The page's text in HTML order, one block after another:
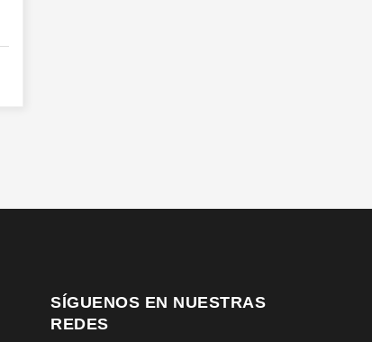
SÍGUENOS EN NUESTRAS
REDES